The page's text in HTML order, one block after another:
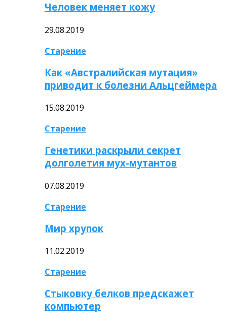
Человек меняет кожу
29.08.2019
Старение
Как «Австралийская мутация»
приводит к болезни Альцгеймера
15.08.2019
Старение
Генетики раскрыли секрет
долголетия мух-мутантов
07.08.2019
Старение
Мир хрупок
11.02.2019
Старение
Стыковку белков предскажет
компьютер